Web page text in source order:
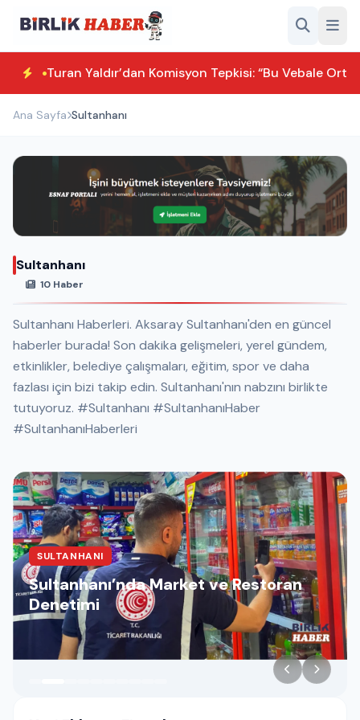
Turan Yaldır’dan Komisyon Tepkisi: “Bu Vebale
Ana Sayfa Sultanhanı
Sultanhanı
10 Haber
Sultanhanı Haberleri. Aksaray Sultanhanı'den en güncel
haberler burada! Son dakika gelişmeleri, yerel gündem,
etkinlikler, belediye çalışmaları, eğitim, spor ve daha
fazlası için bizi takip edin. Sultanhanı'nın nabzını birlikte
tutuyoruz. #Sultanhanı #SultanhanıHaber
#SultanhanıHaberleri
SULTANHANI
Sultanhanı’nda Market ve Restoran
Denetimi